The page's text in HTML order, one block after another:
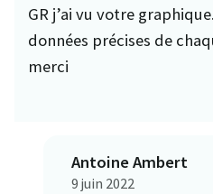
GR j’ai vu votre
données précises de
merci
Antoine Ambert
9 juin 2022